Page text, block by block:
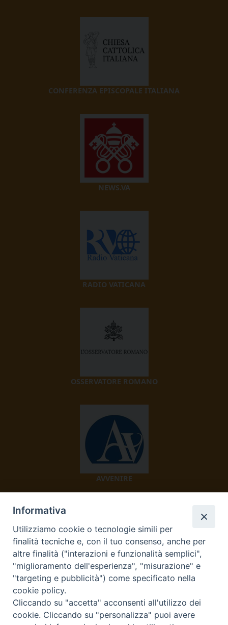
CONFERENZA EPISCOPALE ITALIANA
NEWS.VA
RADIO VATICANA
OSSERVATORE ROMANO
AVVENIRE
TV 2000
Informativa
Utilizziamo cookie o tecnologie simili per
finalità tecniche e, con il tuo consenso, anche per
altre finalità ("interazioni e funzionalità semplici",
"miglioramento dell'esperienza", "misurazione" e
"targeting e pubblicità") come specificato nella
cookie policy.
Cliccando su "accetta" acconsenti all'utilizzo dei
cookie. Cliccando su "personalizza" puoi avere